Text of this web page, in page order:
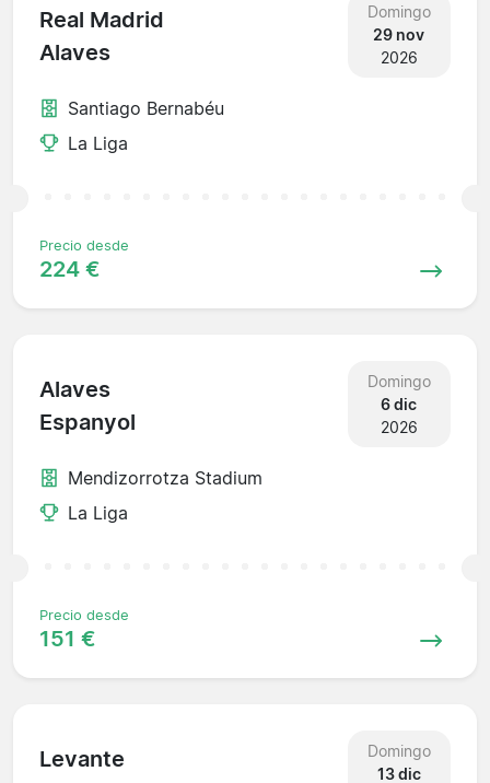
Real Madrid
Alaves
Domingo
29 nov
2026
Santiago Bernabéu
La Liga
Precio desde
224 €
Alaves
Espanyol
Domingo
6 dic
2026
Mendizorrotza Stadium
La Liga
Precio desde
151 €
Levante
Domingo
13 dic